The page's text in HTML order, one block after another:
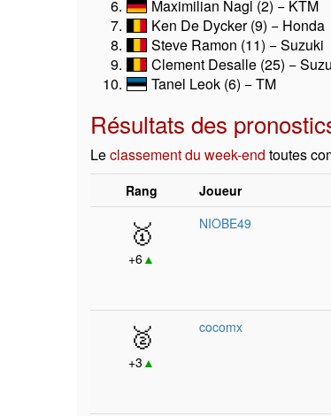
Maximilian Nagl (2) − KTM
Ken De Dycker (9) − Honda
Steve Ramon (11) − Suzuki
Clement Desalle (25) −
Tanel Leok (6) − TM
Résultats des
Leclassement du week-end toutes
Rang Joueur
🥇
+6▲
NIOBE49
🥈
+3 ▲
cocomx